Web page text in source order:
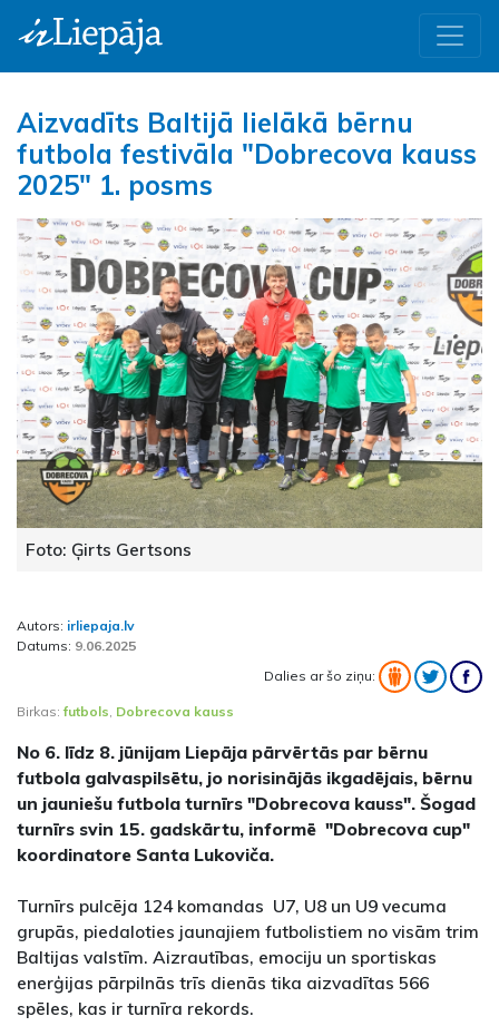
Aizvadīts Baltijā lielākā bērnu
futbola festivāla "Dobrecova kauss
2025" 1. posms
Foto: Ģirts Gertsons
Autors: irliepaja.lv
Datums: 9.06.2025
Dalies ar šo ziņu:
Birkas:futbols Dobrecova kauss
No 6. līdz 8. jūnijam Liepāja pārvērtās par bērnu
futbola galvaspilsētu, jo norisinājās ikgadējais, bērnu
un jauniešu futbola turnīrs "Dobrecova kauss". Šogad
turnīrs svin 15. gadskārtu, informē "Dobrecova cup"
koordinatore Santa Lukoviča.
Turnīrs pulcēja 124 komandas U7, U8 un U9 vecuma
grupās, piedaloties jaunajiem futbolistiem no visām trim
Baltijas valstīm. Aizrautības, emociju un sportiskas
enerģijas pārpilnās trīs dienās tika aizvadītas 566
spēles, kas ir turnīra rekords.